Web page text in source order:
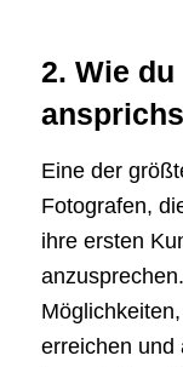
2. Wie
Eine der
Fotografen,
ihre ersten
erreichen und